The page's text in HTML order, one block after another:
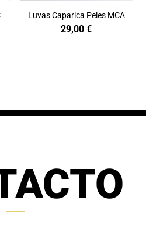
Luvas Caparica Peles MCA
29,00€